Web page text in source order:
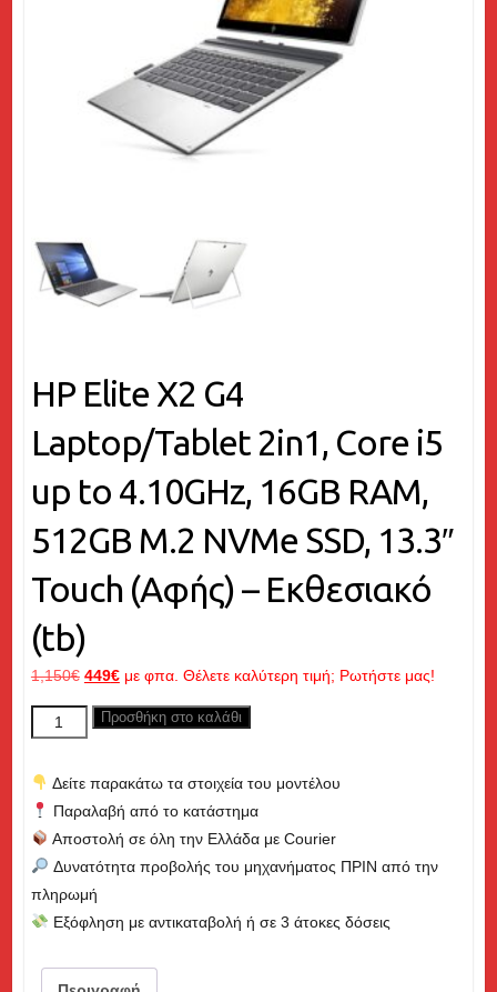
HP Elite X2 G4
Laptop/Tablet 2in1, Core i5
up to 4.10GHz, 16GB RAM,
512GB M.2 NVMe SSD, 13.3″
Touch (Αφής) – Εκθεσιακό
(tb)
1,150€ Original
was:
449€Η
τιμή
449€.
με φπα. Θέλετε καλύτερη τιμή; Ρωτήστε μας!
Elite
X2
Laptop/Tablet
2in1,
Core
i5
up
4.10GHz,
Προσθήκη στο καλάθι
Δείτε παρακάτω τα στοιχεία του μοντέλου
Παραλαβή από το κατάστημα
Αποστολή σε όλη την Ελλάδα με Courier
Δυνατότητα προβολής του μηχανήματος ΠΡΙΝ από την
πληρωμή
Εξόφληση με αντικαταβολή ή σε 3 άτοκες δόσεις